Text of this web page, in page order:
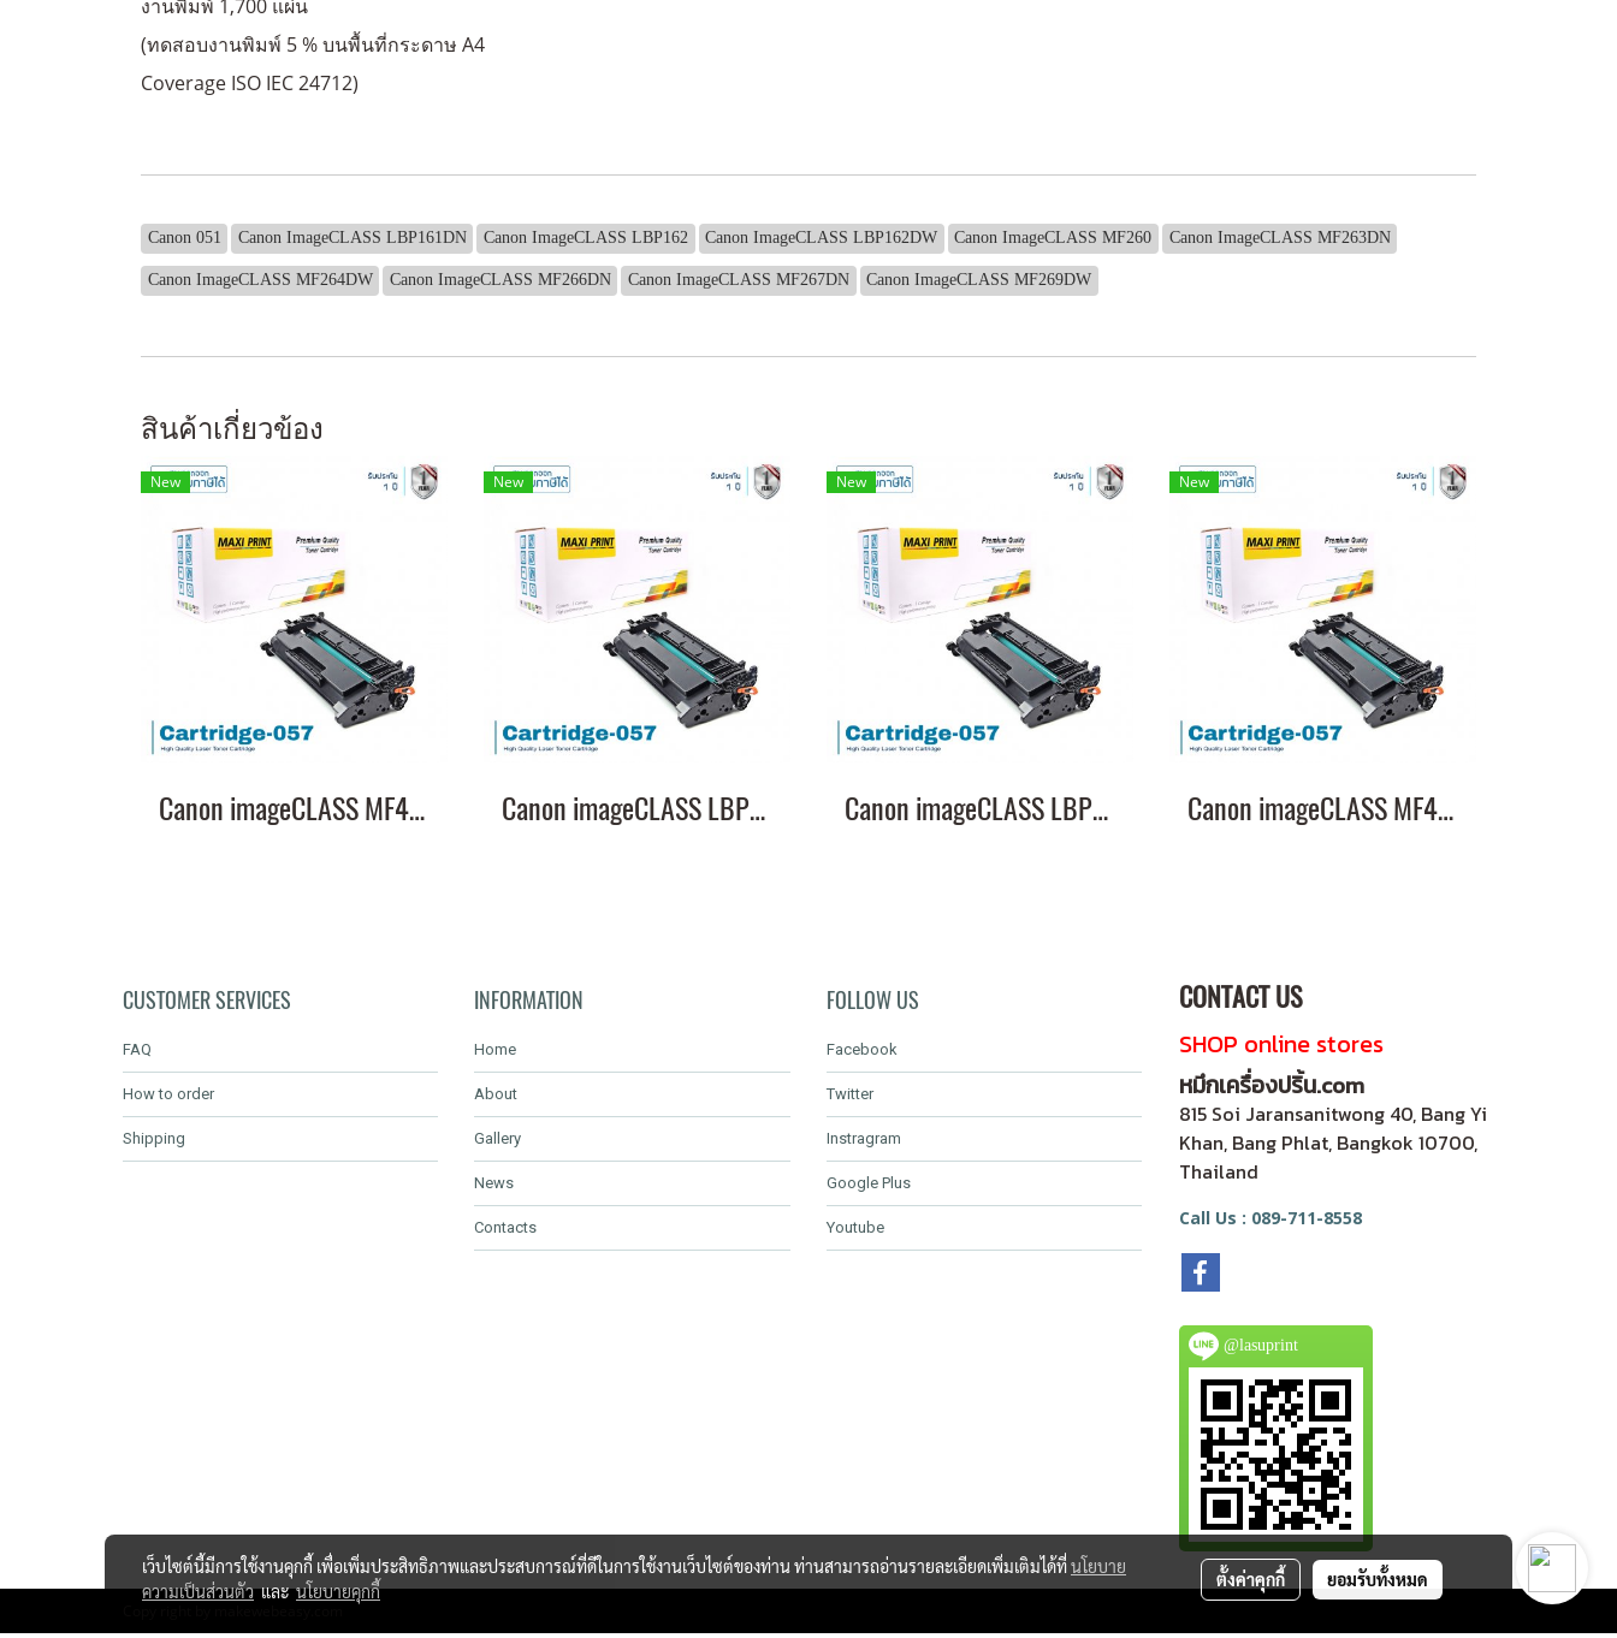
งานพิมพ์ 1,700 แผ่น
(ทดสอบงานพิมพ์ 5 % บนพื้นที่กระดาษ A4
Coverage ISO IEC 24712)
Canon 051 Canon ImageCLASS LBP161DN Canon ImageCLASS LBP162 Canon ImageCLASS LBP162DW Canon ImageCLASS MF260 Canon ImageCLASS MF263DN
Canon ImageCLASS MF264DW Canon ImageCLASS MF266DN Canon ImageCLASS MF267DN Canon ImageCLASS MF269DW
สินค้าเกี่ยวข้อง
New
Canon imageCLASS MF449x หมึกเครื่องปริ้น 057 พิมพ์คมชัด!
New
Canon imageCLASS LBP228x หมึกเครื่องปริ้น 057 คุณภาพสูง พิมพ์คมชัด!
New
Canon imageCLASS LBP226dw หมึกเครื่องปริ้น 057 คุณภาพสูง พิมพ์คมชัด!
New
Canon imageCLASS MF445dw หมึกเครื่องปริ้น 057 พิมพ์คมชัด!
CUSTOMER SERVICES
FAQ
How to order
Shipping
INFORMATION
Home
About
Gallery
News
Contacts
FOLLOW US
Facebook
Twitter
Instragram
Google Plus
Youtube
CONTACT US
SHOP online stores
หมึกเครื่องปริ้น.com
815 Soi Jaransanitwong 40, Bang Yi
Khan, Bang Phlat, Bangkok 10700,
Thailand
Call Us : 089-711-8558
@lasuprint
เว็บไซต์นี้มีการใช้งานคุกกี้ เพื่อเพิ่มประสิทธิภาพและประสบการณ์ที่ดีในการใช้งานเว็บไซต์ของท่าน ท่านสามารถอ่านรายละเอียดเพิ่มเติมได้ที่นโยบาย
ความเป็นส่วนตัวและนโยบายคุกกี้
ตั้งค่าคุกกี้ ยอมรับทั้งหมด